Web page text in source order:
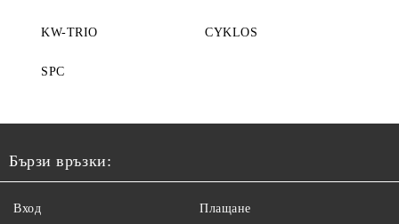
KW-TRIO CYKLOS
SPC
Бързи връзки:
Вход Плащане